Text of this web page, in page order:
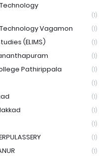
(1)
Vagamon (1)
(ELIMS) (1)
(1)
Pathirippala (1)
(1)
(1)
(1)
(1)
(1)
(1)